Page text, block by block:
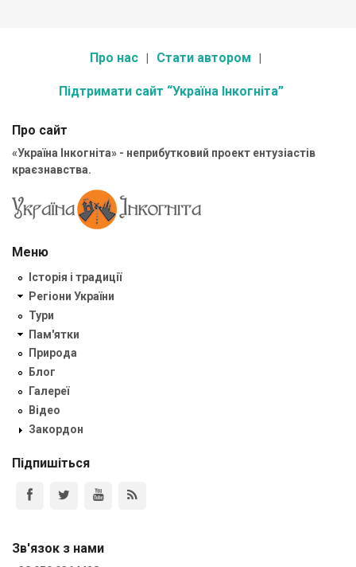
Про нас Стати автором
Підтримати сайт “Україна Інкогніта”
Про сайт
«Україна Інкогніта» - неприбутковий проект ентузіастів
краєзнавства.
Меню
Історія і традиції
Регіони України
Тури
Пам'ятки
Природа
Блог
Галереї
Відео
Закордон
Підпишіться
Зв'язок з нами